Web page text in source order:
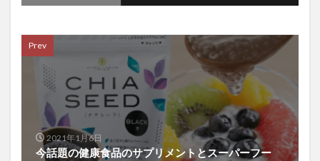
Prev
2021年1月6日
今話題の健康食品のサプリメントとスーパーフー